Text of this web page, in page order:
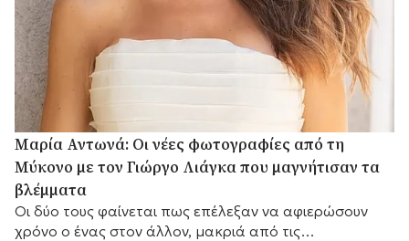
Μαρία Αντωνά: Οι νέες φωτογραφίες από τη
Μύκονο με τον Γιώργο Λιάγκα που μαγνήτισαν τα
βλέμματα
Οι δύο τους φαίνεται πως επέλεξαν να αφιερώσουν
χρόνο ο ένας στον άλλον, μακριά από τις